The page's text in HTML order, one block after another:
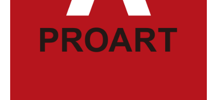
る海藻
海藻といえばヘルシー
で低カロリーという
イ…
28 9月 2019
便秘体質の方
私たちの腸は、朝食後
に大きなぜん動運動
14 11月 2019